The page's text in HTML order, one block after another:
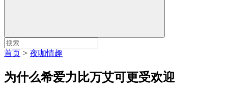
首页 > 夜咖情趣
为什么希爱力比万艾可更受欢迎